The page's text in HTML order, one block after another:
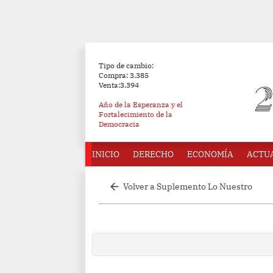
Tipo de cambio:
Compra: 3.385
Venta:3.394
Año de la Esperanza y el
Fortalecimiento de la
Democracia
INICIO DERECHO ECONOMÍA
arrow_back Volver a Suplemento Lo Nuestro